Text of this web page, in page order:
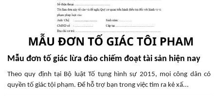
Mẫu đơn tố giác lừa đảo chiếm đoạt tài sản hiện nay
Theo quy định tại Bộ luật Tố tụng hình sự 2015, mọi công dân có
quyền tố giác tội phạm. Để hỗ trợ bạn trong việc tìm ra kẻ xấ...